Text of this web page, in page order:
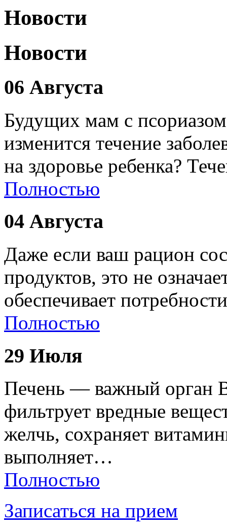
Новости
Новости
06 Августа
Будущих мам с
изменится течение
на здоровье ребенка?
Полностью
04 Августа
Даже если ваш рацион
продуктов, это не
обеспечивает
Полностью
29 Июля
Печень — важный орган
фильтрует вредные
желчь, сохраняет
выполняет…
Полностью
Записаться на прием